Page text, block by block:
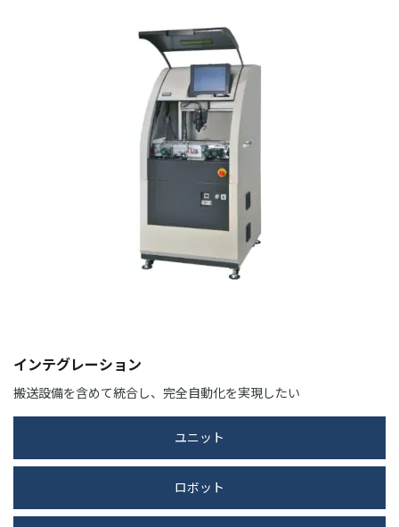
インテグレーション
搬送設備を含めて統合し、完全自動化を実現したい
ユニット
ロボット